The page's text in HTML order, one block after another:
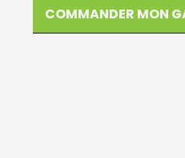
COMMANDER MON